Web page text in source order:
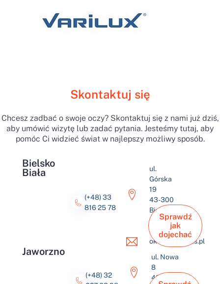
Skontaktuj się
Chcesz zadbać o swoje oczy? Skontaktuj się z nami już dziś,
aby umówić wizytę lub zadać pytania. Jesteśmy tutaj, aby
pomóc Ci widzieć świat w najlepszy możliwy sposób.
Bielsko
Biała
(+48) 33
816 25 78
ul.
Górska
19
43-300
Bielsko-
Biała
okulus@okulus.pl
Sprawdź
jak
dojechać
Jaworzno
(+48) 32
ul. Nowa
8
43-600